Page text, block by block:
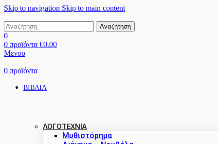
Skip to navigation Skip to main content
Αναζήτηση
0
0 προϊόντα €0.00
Μενου
0 προϊόντα
ΒΙΒΛΙΑ
ΛΟΓΟΤΕΧΝΙΑ
Μυθιστόρημα